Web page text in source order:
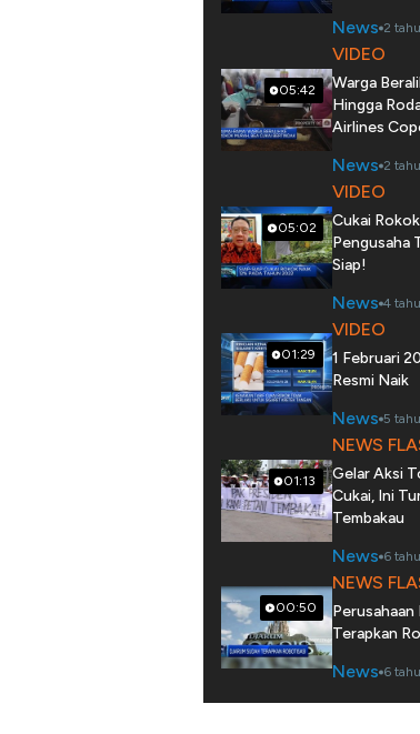
News 2
05:42
VIDEO
Warga
Hingga
Airlines
News 2
05:02
VIDEO
Cukai
Pengusaha
Siap!
News 4
01:29
VIDEO
1 Februari
Resmi Naik
News 5
01:13
NEWS
Gelar Aksi
Cukai, Ini
Tembakau
News 6
00:50
NEWS
Perusahaan
Terapkan
News 6